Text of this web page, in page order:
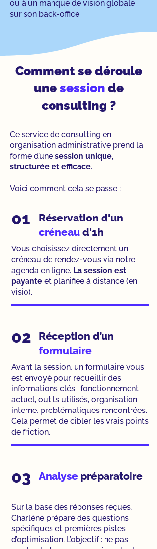
ou à un manque de vision globale
sur son back-office
Comment se déroule
une session de
consulting ?
Ce service de consulting en
organisation administrative prend la
forme d’une session unique,
structurée et efficace.
Voici comment cela se passe :
01
Réservation d'un
créneaud'1h
Vous choisissez directement un
créneau de rendez-vous via notre
agenda en ligne. La session est
payanteet planifiée à distance (en
visio).
02
Réception d’un
formulaire
Avant la session, un formulaire vous
est envoyé pour recueillir des
informations clés : fonctionnement
actuel, outils utilisés, organisation
interne, problématiques rencontrées.
Cela permet de cibler les vrais points
de friction.
03 Analysepréparatoire
Sur la base des réponses reçues,
Charlène prépare des questions
spécifiques et premières pistes
d’optimisation. L’objectif : ne pas